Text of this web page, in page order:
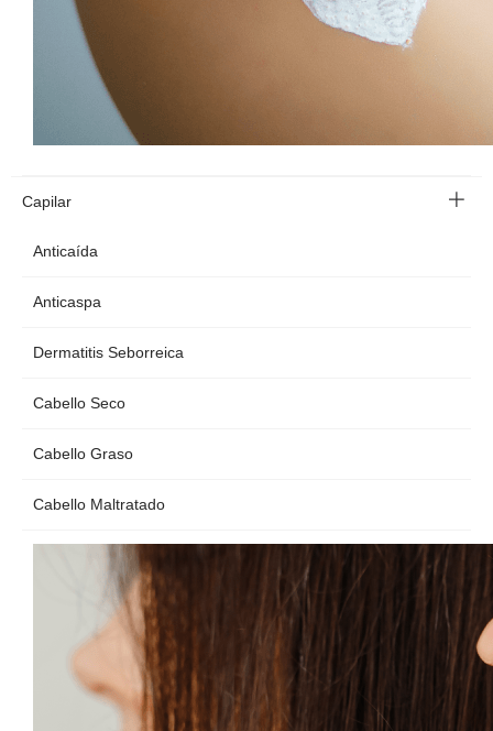
Capilar
Anticaída
Anticaspa
Dermatitis Seborreica
Cabello Seco
Cabello Graso
Cabello Maltratado